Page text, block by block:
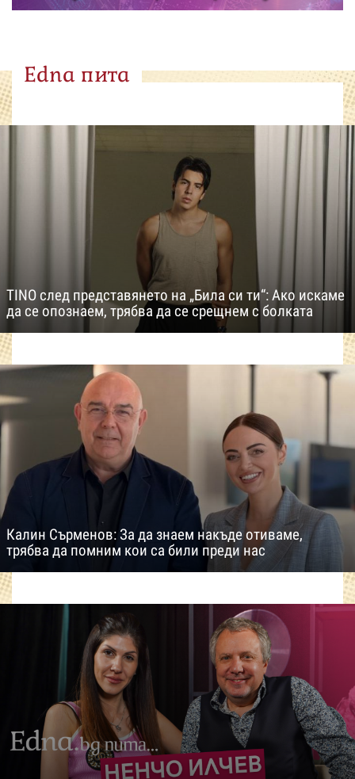
Edna пита
TINO след представянето на „Била си ти“: Ако искаме
да се опознаем, трябва да се срещнем с болката
Калин Сърменов: За да знаем накъде отиваме,
трябва да помним кои са били преди нас